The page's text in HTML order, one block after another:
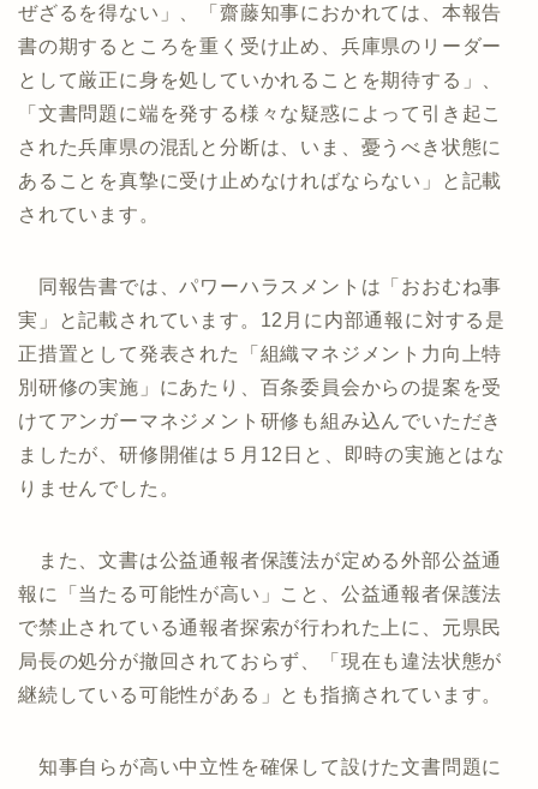
ぜざるを得ない」、「齋藤知事におかれては、本報告
書の期するところを重く受け止め、兵庫県のリーダー
として厳正に身を処していかれることを期待する」、
「文書問題に端を発する様々な疑惑によって引き起こ
された兵庫県の混乱と分断は、いま、憂うべき状態に
あることを真摯に受け止めなければならない」と記載
されています。
同報告書では、パワーハラスメントは「おおむね事
実」と記載されています。12月に内部通報に対する是
正措置として発表された「組織マネジメント力向上特
別研修の実施」にあたり、百条委員会からの提案を受
けてアンガーマネジメント研修も組み込んでいただき
ましたが、研修開催は５月12日と、即時の実施とはな
りませんでした。
また、文書は公益通報者保護法が定める外部公益通
報に「当たる可能性が高い」こと、公益通報者保護法
で禁止されている通報者探索が行われた上に、元県民
局長の処分が撤回されておらず、「現在も違法状態が
継続している可能性がある」とも指摘されています。
知事自らが高い中立性を確保して設けた文書問題に